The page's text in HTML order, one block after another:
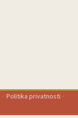
· Politika privatnosti ·